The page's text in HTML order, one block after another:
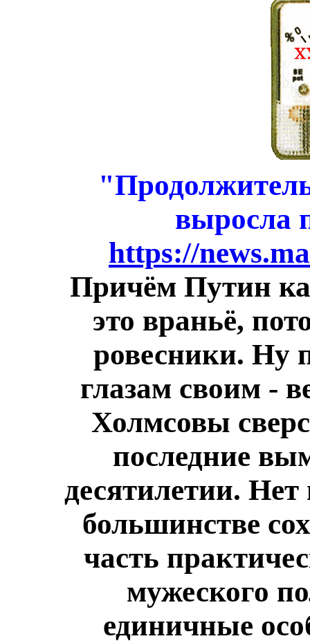
выросла
https://
Причём Путин
это враньё,
ровесники. Ну
глазам своим -
Холмсовы
последние
десятилетии.
большинстве
часть
мужеского
единичные